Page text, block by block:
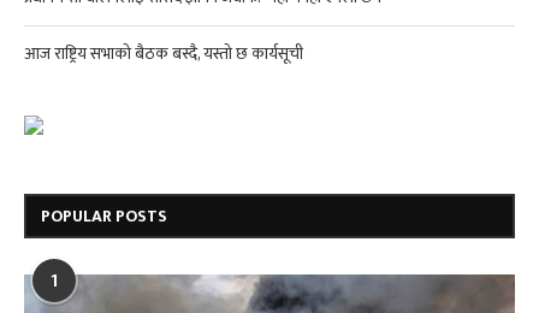
आज राष्ट्रिय सभाको बैठक बस्दै, यस्तो छ कार्यसूची
POPULAR POSTS
1